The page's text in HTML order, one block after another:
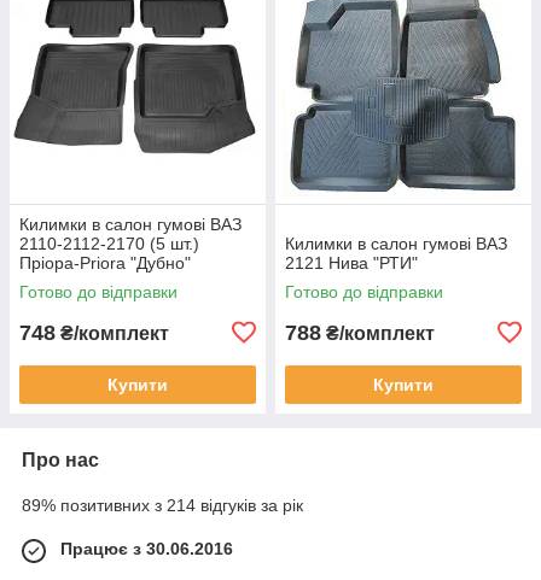
Килимки в салон гумові ВАЗ
2110-2112-2170 (5 шт.)
Пріора-Priora "Дубно"
Готово до відправки
748 ₴/комплект
Купити
Килимки в салон гумові ВАЗ
2121 Нива "РТИ"
Готово до відправки
788 ₴/комплект
Купити
Про нас
89% позитивних з 214 відгуків за рік
Працює з 30.06.2016